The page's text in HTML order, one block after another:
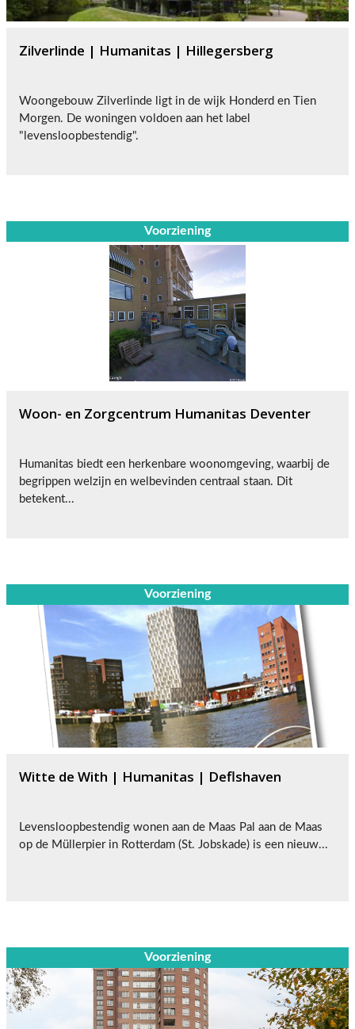
Voorziening
Voorziening
Witte de With | Humanitas | Deflshaven
Levensloopbestendig wonen aan de Maas Pal aan de Maas
op de Müllerpier in Rotterdam (St. Jobskade) is een nieuw...
Voorziening
Woon- en Zorgcentrum Humanitas Deventer
Humanitas biedt een herkenbare woonomgeving, waarbij de
begrippen welzijn en welbevinden centraal staan. Dit
betekent...
Zilverlinde | Humanitas | Hillegersberg
Woongebouw Zilverlinde ligt in de wijk Honderd en Tien
Morgen. De woningen voldoen aan het label
"levensloopbestendig".